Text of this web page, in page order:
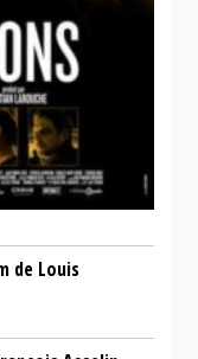
de Louis